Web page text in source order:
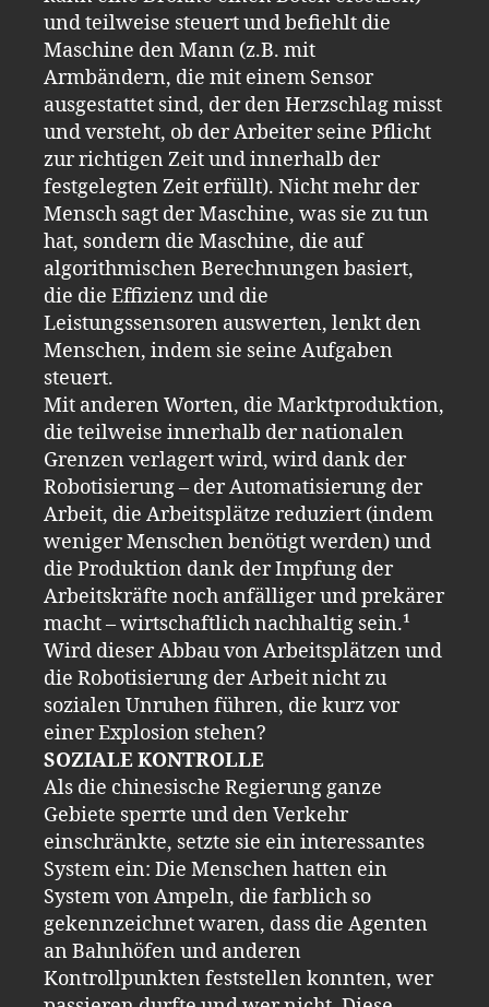
und teilweise steuert und befiehlt die
Maschine den Mann (z.B. mit
Armbändern, die mit einem Sensor
ausgestattet sind, der den Herzschlag misst
und versteht, ob der Arbeiter seine Pflicht
zur richtigen Zeit und innerhalb der
festgelegten Zeit erfüllt). Nicht mehr der
Mensch sagt der Maschine, was sie zu tun
hat, sondern die Maschine, die auf
algorithmischen Berechnungen basiert,
die die Effizienz und die
Leistungssensoren auswerten, lenkt den
Menschen, indem sie seine Aufgaben
steuert.
Mit anderen Worten, die Marktproduktion,
die teilweise innerhalb der nationalen
Grenzen verlagert wird, wird dank der
Robotisierung – der Automatisierung der
Arbeit, die Arbeitsplätze reduziert (indem
weniger Menschen benötigt werden) und
die Produktion dank der Impfung der
Arbeitskräfte noch anfälliger und prekärer
macht – wirtschaftlich nachhaltig sein.¹
Wird dieser Abbau von Arbeitsplätzen und
die Robotisierung der Arbeit nicht zu
sozialen Unruhen führen, die kurz vor
einer Explosion stehen?
SOZIALE KONTROLLE
Als die chinesische Regierung ganze
Gebiete sperrte und den Verkehr
einschränkte, setzte sie ein interessantes
System ein: Die Menschen hatten ein
System von Ampeln, die farblich so
gekennzeichnet waren, dass die Agenten
an Bahnhöfen und anderen
Kontrollpunkten feststellen konnten, wer